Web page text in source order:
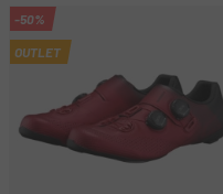
-50%
OUTLET